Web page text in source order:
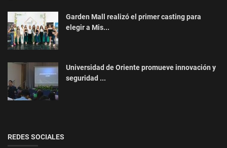
Garden Mall realizó el primer casting para
elegir a Mis...
Universidad de Oriente promueve innovación y
seguridad ...
REDES SOCIALES